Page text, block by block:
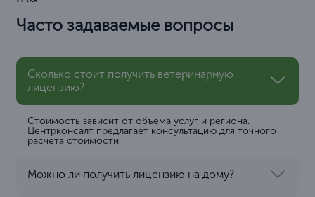
Часто задаваемые вопросы
Сколько стоит получить ветеринарную
лицензию?
Стоимость зависит от объема услуг и региона.
Центрконсалт предлагает консультацию для точного
расчета стоимости.
Можно ли получить лицензию на дому?